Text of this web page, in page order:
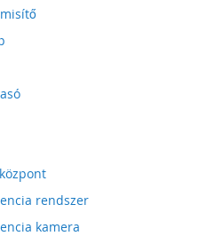
rendszer
kamera